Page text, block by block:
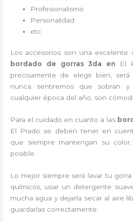
Profesionalismo
Personalidad
etc.
Los accesorios son una excelente
bordado de gorras 3d a en
El
precisamente de elegir bien, será
nunca sentiremos que sobran y
cualquier época del año, son
Para el cuidado en cuanto a las
El Prado se deben tener en
que siempre mantengan su
posible.
Lo mejor siempre será lavar tu
químicos, usar un detergente
mucha agua y dejarla secar al aire
guardarlas correctamente.